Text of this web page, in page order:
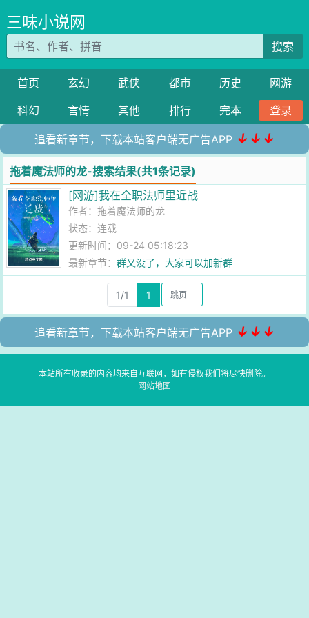
三味小说网
搜索
首页 玄幻 武侠 都市 历史
网游
科幻
言情 其他 排行 完本 登录
追看新章节，下载本站客户端无广告APP ↓↓↓
拖着魔法师的龙-搜索结果(共1条记录)
[网游]我在全职法师里近战
作者：拖着魔法师的龙
状态：连载
更新时间：09-24 05:18:23
最新章节：群又没了，大家可以加新群
1/1 1
追看新章节，下载本站客户端无广告APP ↓↓↓
本站所有收录的内容均来自互联网，如有侵权我们将尽快删除。
网站地图